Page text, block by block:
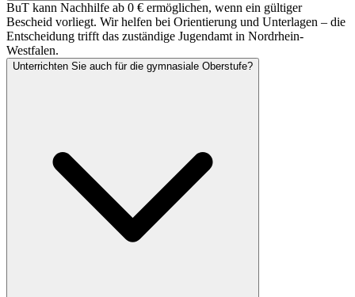
BuT kann Nachhilfe ab 0 € ermöglichen, wenn ein gültiger
Bescheid vorliegt. Wir helfen bei Orientierung und Unterlagen – die
Entscheidung trifft das zuständige Jugendamt in Nordrhein-
Westfalen.
Unterrichten Sie auch für die gymnasiale Oberstufe?